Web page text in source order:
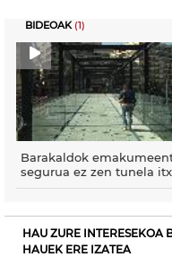
BIDEOAK (1)
Barakaldok
segurua ez zen tunela
HAU ZURE INTERESEKOA
HAUEK ERE IZATEA